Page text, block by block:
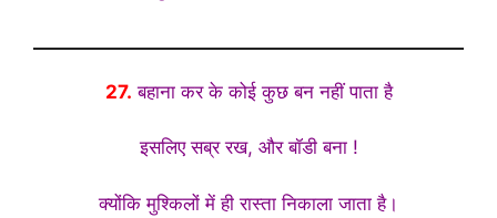
27. बहाना कर के कोई कुछ बन नहीं पाता है
इसलिए सब्र रख, और बॉडी बना !
क्योंकि मुश्किलों में ही रास्ता निकाला जाता है।